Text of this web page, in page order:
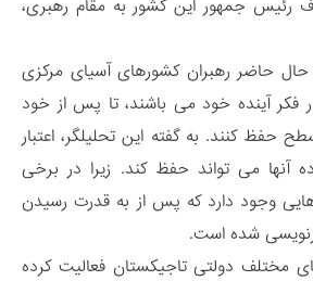
رئیس جمهور این کشور به مقام رهبری،
حال حاضر رهبران کشورهای آسیای مرکزی
فکر آینده خود می باشند، تا پس از خود
حفظ کنند. به گفته این تحلیلگر، اعتبار
آنها می تواند حفظ کند. زیرا در برخی
وجود دارد که پس از به قدرت رسیدن
شده است.
مختلف دولتی تاجیکستان فعالیت کرده